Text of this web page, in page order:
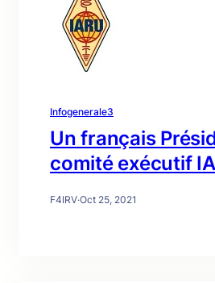
Infogenerale3
Un français
comité exécutif
F4IRV·Oct 25, 2021